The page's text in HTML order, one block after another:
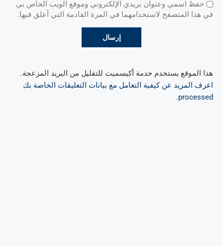
حفظ اسمي وعنوان بريدي الإلكتروني وموقع الويب الخاص بي
في هذا المتصفح لاستخدامهما في المرة القادمة التي أعلق فيها.
هذا الموقع يستخدم خدمة أكيسميت للتقليل من البريد المزعجة.
اعرف المزيد عن كيفية التعامل مع بيانات التعليقات الخاصة بك
processed
.